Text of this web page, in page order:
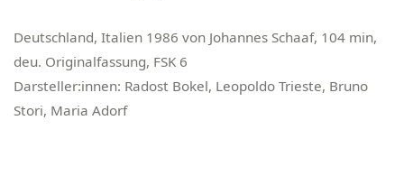
Deutschland, Italien 1986 von Johannes Schaaf, 104 min,
deu. Originalfassung, FSK 6
Darsteller:innen: Radost Bokel, Leopoldo Trieste, Bruno
Stori, Maria Adorf